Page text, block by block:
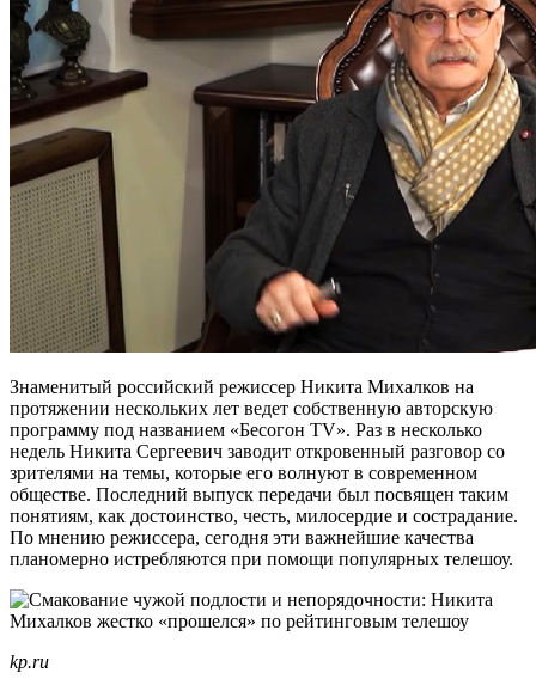
Знаменитый российский режиссер Никита Михалков на
протяжении нескольких лет ведет собственную авторскую
программу под названием «Бесогон TV». Раз в несколько
недель Никита Сергеевич заводит откровенный разговор со
зрителями на темы, которые его волнуют в современном
обществе. Последний выпуск передачи был посвящен таким
понятиям, как достоинство, честь, милосердие и сострадание.
По мнению режиссера, сегодня эти важнейшие качества
планомерно истребляются при помощи популярных телешоу.
kp.ru